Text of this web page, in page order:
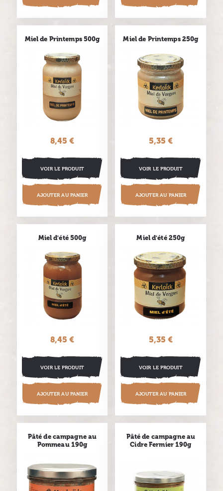
Miel de Printemps 500g
Prix
8,45 €
VOIR LE PRODUIT
AJOUTER AU PANIER
Miel de Printemps 250g
Prix
5,35 €
VOIR LE PRODUIT
AJOUTER AU PANIER
Miel d'été 500g
Prix
8,45 €
VOIR LE PRODUIT
AJOUTER AU PANIER
Miel d'été 250g
Prix
5,35 €
VOIR LE PRODUIT
AJOUTER AU PANIER
Pâté de campagne au
Pommeau 190g
Pâté de campagne au
Cidre Fermier 190g